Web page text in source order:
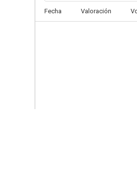
Fecha Valoración